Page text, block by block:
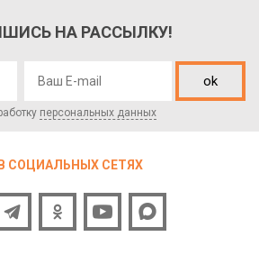
НА РАССЫЛКУ!
ok
персональных данных
СОЦИАЛЬНЫХ СЕТЯХ